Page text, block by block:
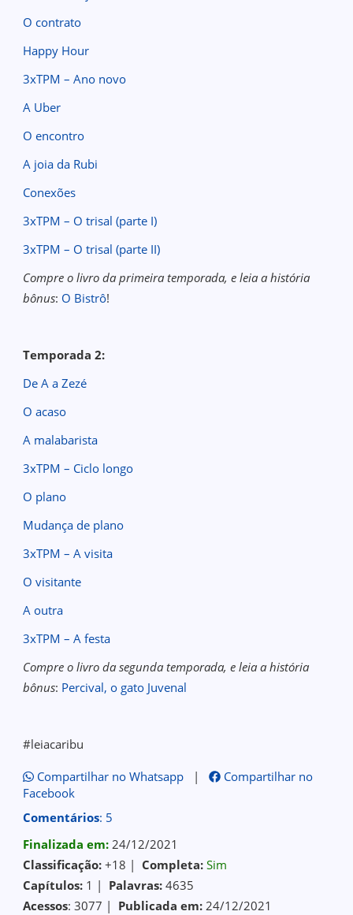
O contrato
Happy Hour
3xTPM – Ano novo
A Uber
O encontro
A joia da Rubi
Conexões
3xTPM – O trisal (parte I)
3xTPM – O trisal (parte II)
Compre o livro da primeira temporada, e leia a história
bônus: O Bistrô!
Temporada 2:
De A a Zezé
O acaso
A malabarista
3xTPM – Ciclo longo
O plano
Mudança de plano
3xTPM – A visita
O visitante
A outra
3xTPM – A festa
Compre o livro da segunda temporada, e leia a história
bônus: Percival, o gato Juvenal
#leiacaribu
Compartilhar no Whatsapp|
Compartilhar no
Facebook
Comentários: 5
Finalizada em:24/12/2021
Classificação: +18 | Completa: Sim
Capítulos: 1 | Palavras: 4635
Acessos: 3077 | Publicada em: 24/12/2021